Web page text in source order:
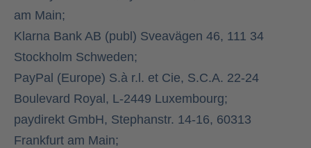
am Main;
Klarna Bank AB (publ) Sveavägen 46, 111 34
Stockholm Schweden;
PayPal (Europe) S.à r.l. et Cie, S.C.A. 22-24
Boulevard Royal, L-2449 Luxembourg;
paydirekt GmbH, Stephanstr. 14-16, 60313
Frankfurt am Main;